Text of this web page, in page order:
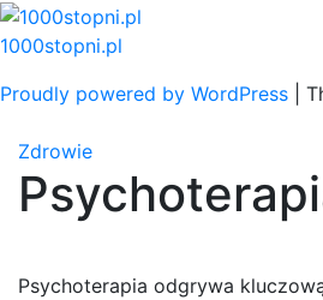
Skip
to
1000stopni.pl
Proudly powered by WordPress
Zdrowie
Psychoterapia odgrywa